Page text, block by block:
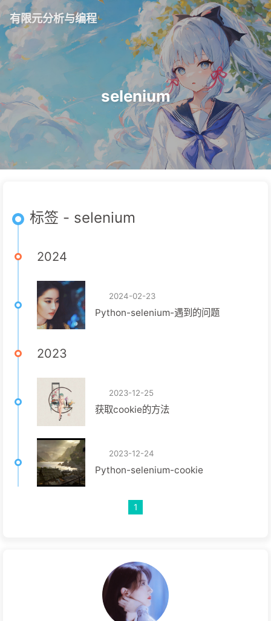
有限元分析与编程
selenium
标签 - selenium
2024
2024-02-23
Python-selenium-遇到的问题
2023
2023-12-25
获取cookie的方法
2023-12-24
Python-selenium-cookie
1